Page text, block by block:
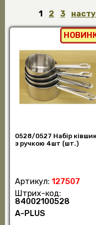
1
2 3
0528/0527 Набір
з ручкою 4шт (шт.)
Артикул: 127507
Штрих-код:
84002100528
А-PLUS